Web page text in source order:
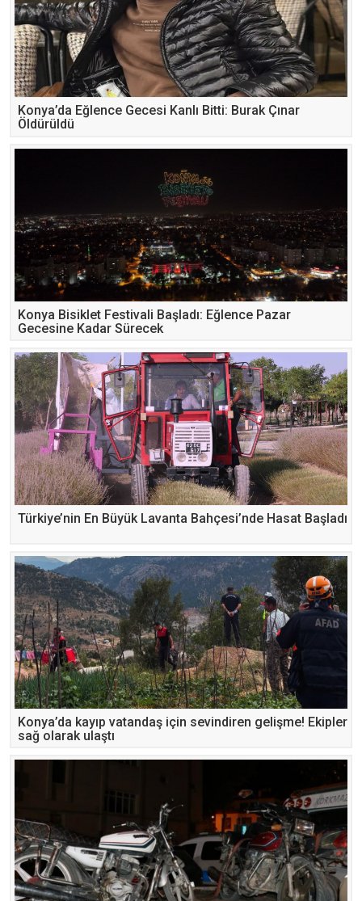
Konya’da Eğlence Gecesi Kanlı Bitti: Burak Çınar
Öldürüldü
Konya Bisiklet Festivali Başladı: Eğlence Pazar
Gecesine Kadar Sürecek
Türkiye’nin En Büyük Lavanta Bahçesi’nde Hasat Başladı
Konya’da kayıp vatandaş için sevindiren gelişme! Ekipler
sağ olarak ulaştı